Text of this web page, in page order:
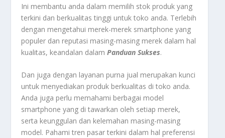
Ini membantu anda dalam memilih stok produk yang
terkini dan berkualitas tinggi untuk toko anda. Terlebih
dengan mengetahui merek-merek smartphone yang
populer dan reputasi masing-masing merek dalam hal
kualitas, keandalan dalamPanduan Sukses.
Dan juga dengan layanan purna jual merupakan kunci
untuk menyediakan produk berkualitas di toko anda.
Anda juga perlu memahami berbagai model
smartphone yang di tawarkan oleh setiap merek,
serta keunggulan dan kelemahan masing-masing
model. Pahami tren pasar terkini dalam hal preferensi